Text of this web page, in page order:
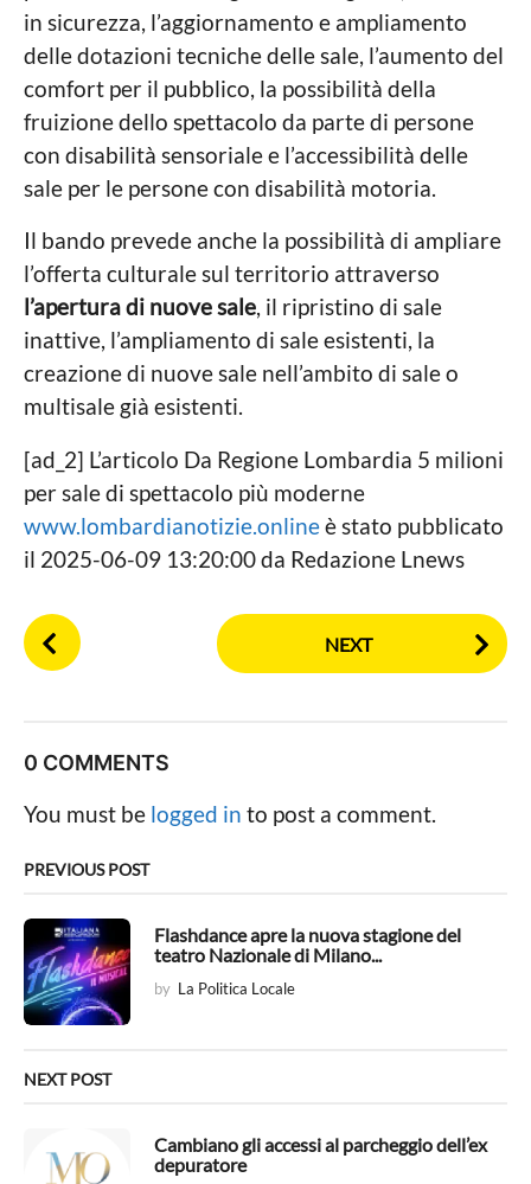
in sicurezza, l’aggiornamento e ampliamento
delle dotazioni tecniche delle sale, l’aumento del
comfort per il pubblico, la possibilità della
fruizione dello spettacolo da parte di persone
con disabilità sensoriale e l’accessibilità delle
sale per le persone con disabilità motoria.
Il bando prevede anche la possibilità di ampliare
l’offerta culturale sul territorio attraverso
l’apertura di nuove sale, il ripristino di sale
inattive, l’ampliamento di sale esistenti, la
creazione di nuove sale nell’ambito di sale o
multisale già esistenti.
[ad_2] L’articolo Da Regione Lombardia 5 milioni
per sale di spettacolo più moderne
www.lombardianotizie.onlineè stato pubblicato
il 2025-06-09 13:20:00 da Redazione Lnews
P
o
P
a
g
n
t
i
o
n
NEXT
0 COMMENTS
You must be logged in to post a comment.
PREVIOUS POST
Flashdance apre la nuova stagione del
teatro Nazionale di Milano...
by La Politica Locale
NEXT POST
Cambiano gli accessi al parcheggio dell’ex
depuratore